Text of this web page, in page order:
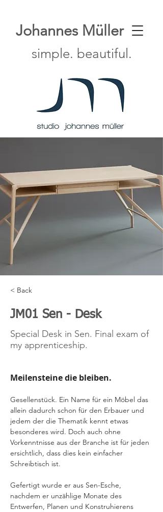
simple. beautiful.
Johannes Müller
< Back
JM01 Sen - Desk
Special Desk in Sen. Final exam of
my apprenticeship.
Meilensteine die bleiben.
Gesellenstück. Ein Name für ein Möbel das
allein dadurch schon für den Erbauer und
jedem der die Thematik kennt etwas
besonderes wird. Doch auch ohne
Vorkenntnisse aus der Branche ist für jeden
ersichtlich, dass dies kein einfacher
Schreibtisch ist.
Gefertigt wurde er aus Sen-Esche,
nachdem er unzählige Monate des
Entwerfen, Planen und Konstruhierens